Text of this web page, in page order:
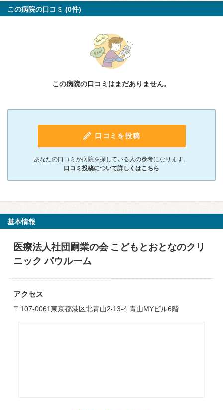
この病院の口コミ (0件)
この病院の口コミはまだありません。
口コミを投稿
あなたの口コミが病院を探している人の参考になります。
口コミ投稿について詳しくはこちら
基本情報
医療法人社団嗣業の会 こどもとおとなのクリ
ニック パウルーム
アクセス
〒107-0061東京都港区北青山2-13-4 青山MYビル6階